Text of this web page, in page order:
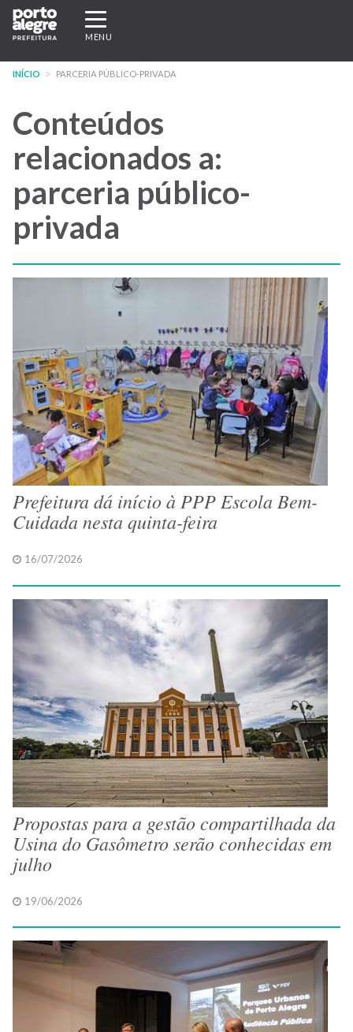
Pular
para
conteúdo
Expandir/recolher
navegação
MENU
INÍCIO PARCERIA PÚBLICO-PRIVADA
Conteúdos
relacionados a:
parceria público-
privada
Prefeitura dá início à PPP Escola Bem-
Cuidada nesta quinta-feira
16/07/2026
Propostas para a gestão compartilhada da
Usina do Gasômetro serão conhecidas em
julho
19/06/2026